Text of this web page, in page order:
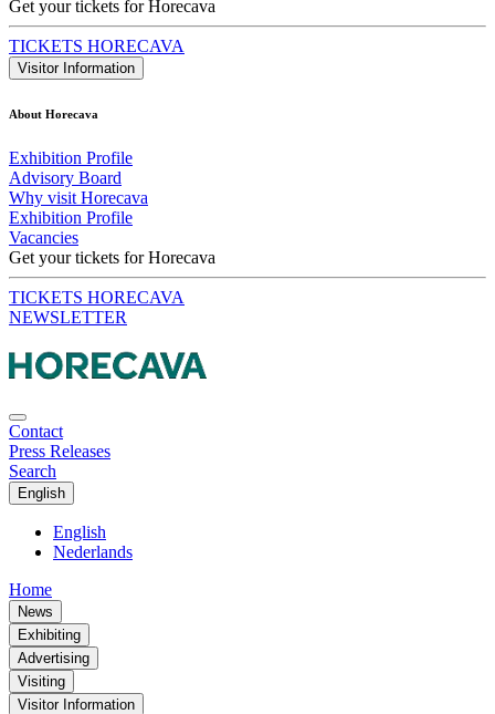
Get your tickets for Horecava
TICKETS HORECAVA
Visitor Information
About Horecava
Exhibition Profile
Advisory Board
Why visit Horecava
Exhibition Profile
Vacancies
Get your tickets for Horecava
TICKETS HORECAVA
NEWSLETTER
Contact
Press Releases
Search
English
English
Nederlands
Home
News
Exhibiting
Advertising
Visiting
Visitor Information